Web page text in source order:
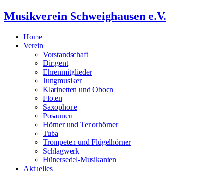
Musikverein Schweighausen e.V.
Home
Verein
Vorstandschaft
Dirigent
Ehrenmitglieder
Jungmusiker
Klarinetten und Oboen
Flöten
Saxophone
Posaunen
Hörner und Tenorhörner
Tuba
Trompeten und Flügelhörner
Schlagwerk
Hünersedel-Musikanten
Aktuelles